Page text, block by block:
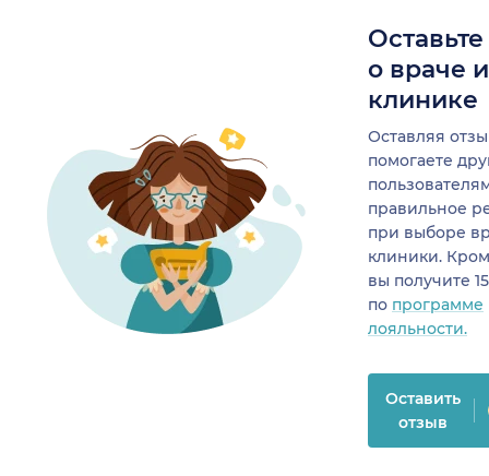
о враче
клинике
Оставляя
помогаете
правильное
при выборе
клиники.
вы получите
по программе
лояльности.
Оставить
отзыв